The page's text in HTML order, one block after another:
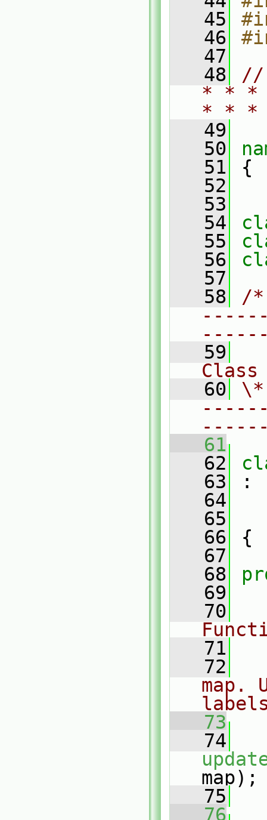
   45
   46
   47
   48
//
* * *
* *
   49
   50
   51
{
   52
   53
   54
   55
   56
   57
   58
/
   59
   60
   61
   62
   63
:
   64
   65
   66
{
   67
   68
   69
   70
   71
   72
map.
   73
   74
map);
   75
   76